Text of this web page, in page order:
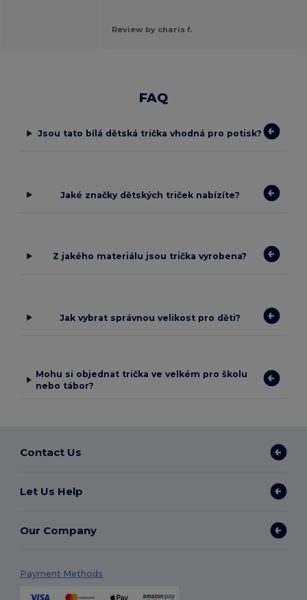
Review by charis f.
FAQ
Jsou tato bílá dětská trička vhodná pro potisk?
Jaké značky dětských triček nabízíte?
Z jakého materiálu jsou trička vyrobena?
Jak vybrat správnou velikost pro děti?
Mohu si objednat trička ve velkém pro školu
nebo tábor?
Contact Us
Let Us Help
Our Company
Payment Methods